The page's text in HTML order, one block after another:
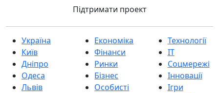
Підтримати проект
Україна
Київ
Дніпро
Одеса
Львів
Економіка
Фінанси
Ринки
Бізнес
Особисті
Технології
IT
Соцмережі
Інновації
Ігри